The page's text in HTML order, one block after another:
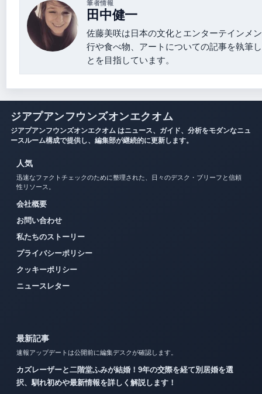
筆者情報
田中健一
佐藤美咲は日本の文化とエンターテインメ
行や食べ物、アートについての記事を執筆
とを目指しています。
ジアプアンフウンズオンエクオム
ジアプアンフウンズオンエクオム はニュース、ガイド、分析をモダンなニュ
ースルーム構成で提供し、編集部が継続的に更新します。
人気
迅速なファクトチェックのために整理された、日々のデスク・ブリーフと信頼
性リソース。
会社概要
お問い合わせ
私たちのストーリー
プライバシーポリシー
クッキーポリシー
ニュースレター
最新記事
速報アップデートは公開前に編集デスクが確認します。
カズレーザーと二階堂ふみが結婚！9年の交際を経て別居婚を選
択、馴れ初めや最新情報を詳しく解説します！